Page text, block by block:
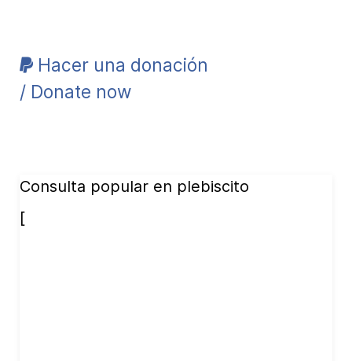
Hacer una donación
/ Donate now
Consulta popular en plebiscito
[